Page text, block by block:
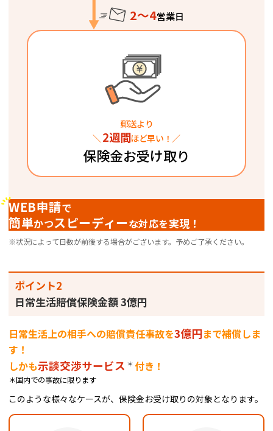
2～4営業日
郵送より
＼ 2週間ほど早い！／
保険金お受け取り
WEB申請で
簡単かつスピーディーな対応を実現！
※状況によって日数が前後する場合がございます。予めご了承ください。
ポイント2
日常生活賠償保険金額 3億円
日常生活上の相手への賠償責任事故を3億円まで補償しま
す！
しかも示談交渉サービス ＊ 付き！
＊国内での事故に限ります
このような様々なケースが、保険金お受け取りの対象となります。